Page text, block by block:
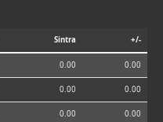
Sintra +/-
0.00 0.00
0.00 0.00
0.00 0.00